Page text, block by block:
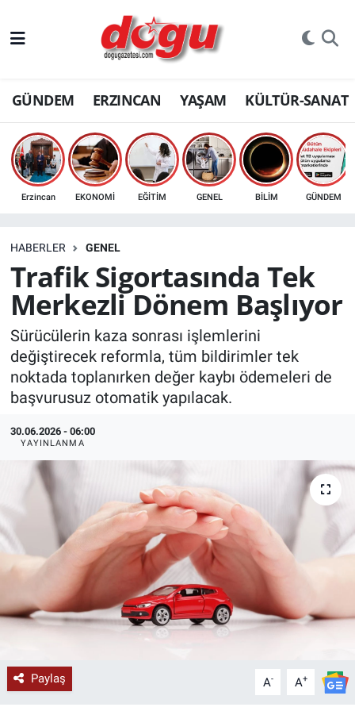
GÜNDEM ERZINCAN YAŞAM KÜLTÜR-SANAT
Erzincan EKONOMİ EĞİTİM GENEL BİLİM GÜNDEM
HABERLER GENEL
Trafik Sigortasında Tek
Merkezli Dönem Başlıyor
Sürücülerin kaza sonrası işlemlerini
değiştirecek reformla, tüm bildirimler tek
noktada toplanırken değer kaybı ödemeleri de
başvurusuz otomatik yapılacak.
30.06.2026 - 06:00
YAYINLANMA
Paylaş A- A+
ERZINCAN
GÜNDEM
ERZİNCAN FOTOĞRAFLARI
SAĞLIK
EKONOMİ
Bilim, teknoloji
GENEL
KÜLTÜR-SANAT
Yerel Haber
Politika
SPOR
YAŞAM
RESMİ İLAN